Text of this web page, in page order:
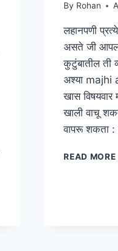
By Rohan
लहानपणी
असते जी
कुटुंबातील ती
अश्या
खास
खाली वाचू
वापरू शकता
READ MORE